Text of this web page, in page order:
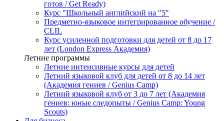
готов / Get Ready)
Курс "Школьный английский на "5"
Предметно-языковое интегрированное обучение /
CLIL
Курс усиленной подготовки для детей от 8 до 17
лет (London Express Академия)
Летние программы
Летние интенсивные курсы для детей
Летний языковой клуб для детей от 8 до 14 лет
(Академия гениев / Genius Camp)
Летний языковой клуб от 3 до 7 лет (Академия
гениев: юные следопыты / Genius Camp: Young
Scouts)